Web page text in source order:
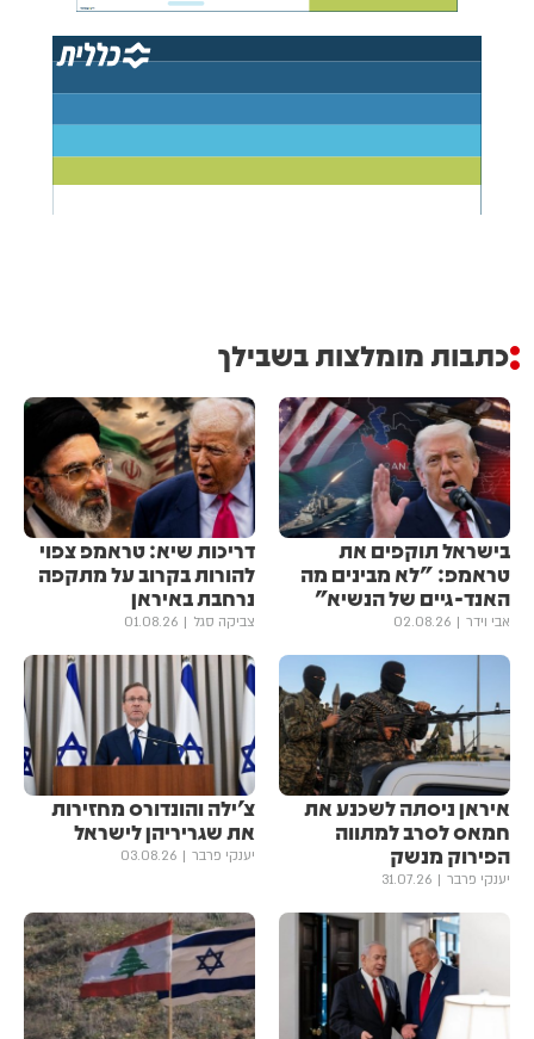
כתבות מומלצות בשבילך
בישראל תוקפים את
טראמפ: "לא מבינים מה
האנד-גיים של הנשיא"
אבי וידר 02.08.26
דריכות שיא: טראמפ צפוי
להורות בקרוב על מתקפה
נרחבת באיראן
צביקה סגל 01.08.26
איראן ניסתה לשכנע את
חמאס לסרב למתווה
הפירוק מנשק
יענקי פרבר 31.07.26
צ׳ילה והונדורס מחזירות
את שגריריהן לישראל
יענקי פרבר 03.08.26